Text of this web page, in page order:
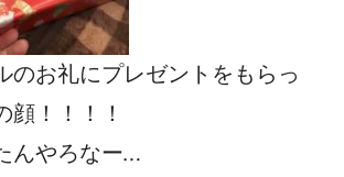
のお礼にプレゼントをもらっ
顔！！！！
んやろなー…